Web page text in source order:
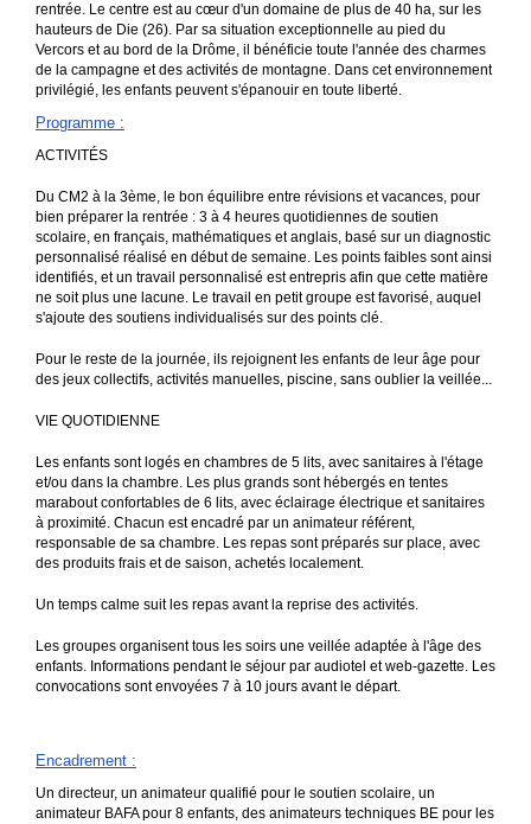
rentrée. Le centre est au cœur d'un domaine de plus de 40 ha, sur les
hauteurs de Die (26). Par sa situation exceptionnelle au pied du
Vercors et au bord de la Drôme, il bénéficie toute l'année des charmes
de la campagne et des activités de montagne. Dans cet environnement
privilégié, les enfants peuvent s'épanouir en toute liberté.
Programme :
ACTIVITÉS
Du CM2 à la 3ème, le bon équilibre entre révisions et vacances, pour
bien préparer la rentrée : 3 à 4 heures quotidiennes de soutien
scolaire, en français, mathématiques et anglais, basé sur un diagnostic
personnalisé réalisé en début de semaine. Les points faibles sont ainsi
identifiés, et un travail personnalisé est entrepris afin que cette matière
ne soit plus une lacune. Le travail en petit groupe est favorisé, auquel
s'ajoute des soutiens individualisés sur des points clé.
Pour le reste de la journée, ils rejoignent les enfants de leur âge pour
des jeux collectifs, activités manuelles, piscine, sans oublier la veillée...
VIE QUOTIDIENNE
Les enfants sont logés en chambres de 5 lits, avec sanitaires à l'étage
et/ou dans la chambre. Les plus grands sont hébergés en tentes
marabout confortables de 6 lits, avec éclairage électrique et sanitaires
à proximité. Chacun est encadré par un animateur référent,
responsable de sa chambre. Les repas sont préparés sur place, avec
des produits frais et de saison, achetés localement.
Un temps calme suit les repas avant la reprise des activités.
Les groupes organisent tous les soirs une veillée adaptée à l'âge des
enfants. Informations pendant le séjour par audiotel et web-gazette. Les
convocations sont envoyées 7 à 10 jours avant le départ.
Encadrement :
Un directeur, un animateur qualifié pour le soutien scolaire, un
animateur BAFA pour 8 enfants, des animateurs techniques BE pour les